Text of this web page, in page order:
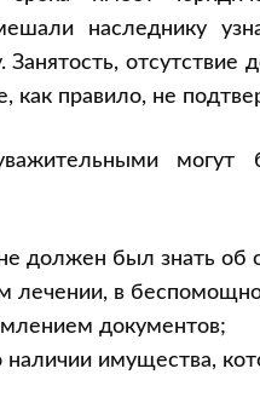
наследнику
Занятость,
как правило, не
могут
должен был знать об
лечении, в
документов;
имущества,